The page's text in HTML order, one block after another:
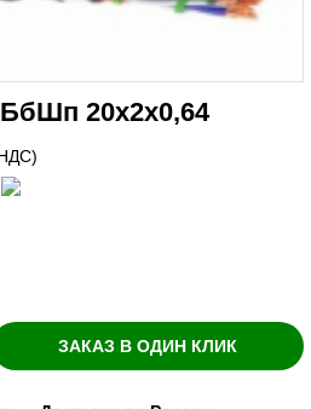
20х2х0,64
ЗАКАЗ В ОДИН КЛИК